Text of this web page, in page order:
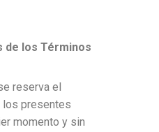
de los Términos
reserva el
los presentes
momento y sin